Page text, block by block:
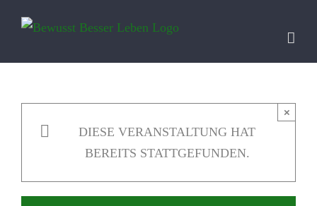
Inhalt
DIESE VERANSTALTUNG HAT
BEREITS STATTGEFUNDEN.
×